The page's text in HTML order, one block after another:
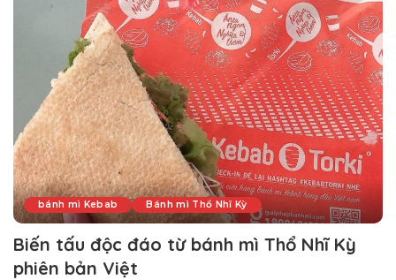
bánh mì Kebab Bánh mì Thổ Nhĩ Kỳ
Biến tấu độc đáo từ bánh mì Thổ Nhĩ Kỳ
phiên bản Việt